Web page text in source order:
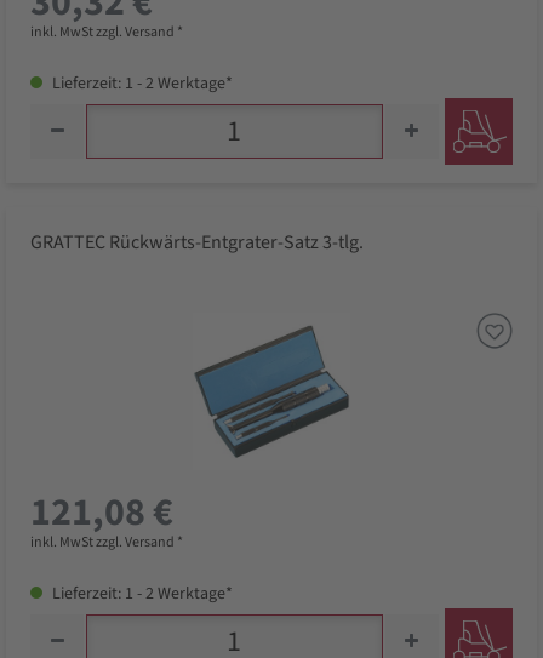
inkl. MwSt zzgl. Versand *
Lieferzeit: 1 - 2 Werktage*
GRATTEC Rückwärts-Entgrater-Satz 3-tlg.
121,08 €
inkl. MwSt zzgl. Versand *
Lieferzeit: 1 - 2 Werktage*